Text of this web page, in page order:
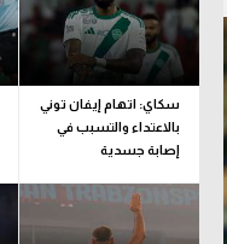
سكاي: اتهام إيفان توني
بالاعتداء والتسبب في
إصابة جسدية